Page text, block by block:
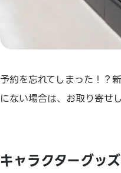
予約を忘れてしまった！？
にない場合は、お取り寄せ
キャラクターグッズ